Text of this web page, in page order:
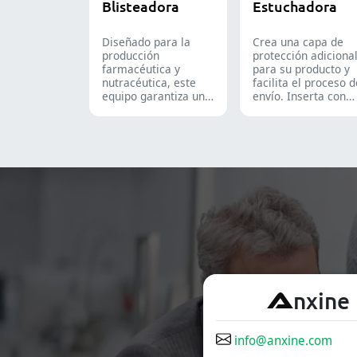
Blisteadora
Diseñado para la
producción
farmacéutica y
nutracéutica, este
equipo garantiza un
Estuchadora
Crea una capa de
protección adicional
para su producto y
facilita el proceso
envío. Inserta con
industrias
farmacéutica,
cosmética y
alimentaria.
A nxine
info@anxine.com